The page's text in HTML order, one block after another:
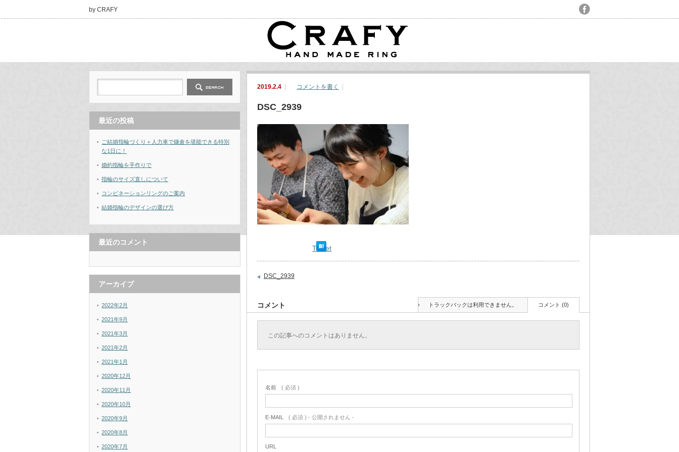
by CRAFY
2019.2.4 コメントを書く
DSC_2939
Tweet
DSC_2939
コメント トラックバックは利用できません。 コメント (0)
この記事へのコメントはありません。
名前 ( 必須 )
E-MAIL ( 必須 ) - 公開されません -
URL
最近の投稿
ご結婚指輪づくり＋人力車で鎌倉を堪能できる特別
な1日に！
婚約指輪を手作りで
指輪のサイズ直しについて
コンビネーションリングのご案内
結婚指輪のデザインの選び方
最近のコメント
アーカイブ
2022年2月
2021年9月
2021年3月
2021年2月
2021年1月
2020年12月
2020年11月
2020年10月
2020年9月
2020年8月
2020年7月